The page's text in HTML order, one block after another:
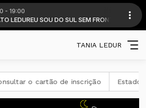
- 19:00
EU SOU DO SUL SEM FRONTEIRA com DALMIR
26TCHE GAROTOS - TO VOLTANDO PRA
TANIA LEDUR
de inscrição Estado de São